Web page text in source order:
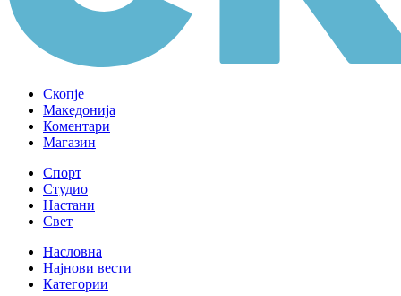
Скопје
Македонија
Коментари
Магазин
Спорт
Студио
Настани
Свет
Насловна
Најнови вести
Категории